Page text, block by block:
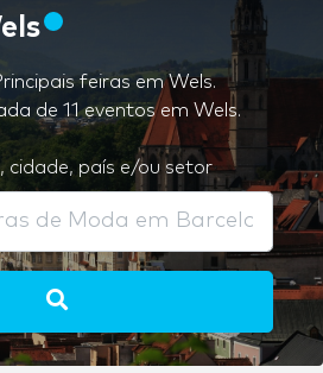
feiras em Wels.
de 11 eventos em Wels.
cidade, país e/ou setor